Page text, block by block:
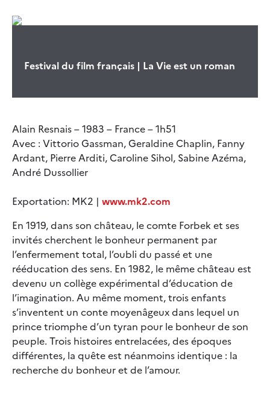
Festival du film français | La Vie est un roman
Alain Resnais – 1983 – France – 1h51
Avec : Vittorio Gassman, Geraldine Chaplin, Fanny
Ardant, Pierre Arditi, Caroline Sihol, Sabine Azéma,
André Dussollier
Exportation: MK2 | www.mk2.com
En 1919, dans son château, le comte Forbek et ses
invités cherchent le bonheur permanent par
l’enfermement total, l’oubli du passé et une
rééducation des sens. En 1982, le même château est
devenu un collège expérimental d’éducation de
l’imagination. Au même moment, trois enfants
s’inventent un conte moyenâgeux dans lequel un
prince triomphe d’un tyran pour le bonheur de son
peuple. Trois histoires entrelacées, des époques
différentes, la quête est néanmoins identique : la
recherche du bonheur et de l’amour.